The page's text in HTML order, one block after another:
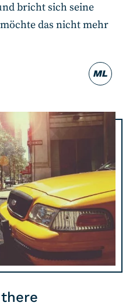
ML
bricht sich seine
das nicht mehr